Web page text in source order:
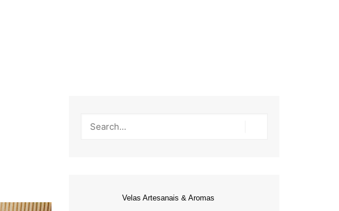
Velas Artesanais & Aromas